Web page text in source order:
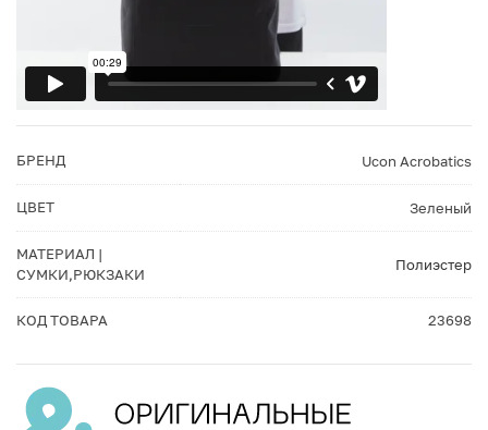
БРЕНД Ucon Acrobatics
ЦВЕТ Зеленый
МАТЕРИАЛ |
СУМКИ,РЮКЗАКИ
Полиэстер
КОД ТОВАРА 23698